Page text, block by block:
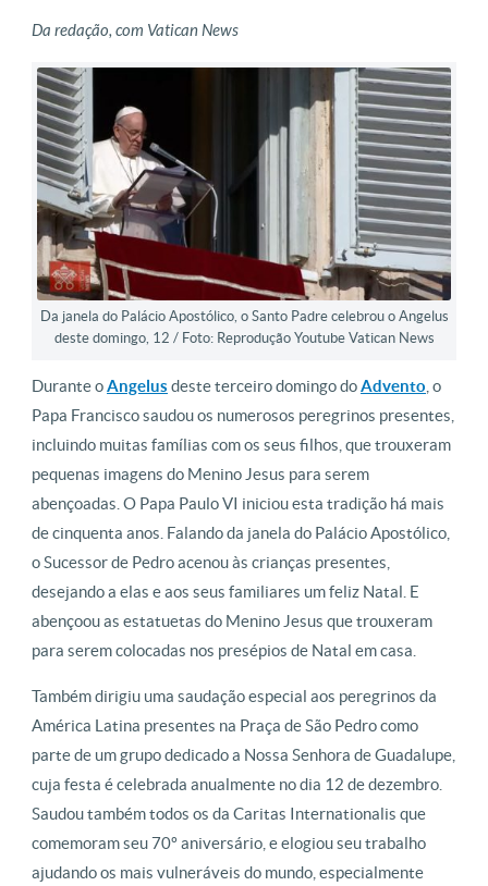
Da redação, com Vatican News
Da janela do Palácio Apostólico, o Santo Padre celebrou o Angelus
deste domingo, 12 / Foto: Reprodução Youtube Vatican News
Durante oAngelus deste terceiro domingo doAdvento , o
Papa Francisco saudou os numerosos peregrinos presentes,
incluindo muitas famílias com os seus filhos, que trouxeram
pequenas imagens do Menino Jesus para serem
abençoadas. O Papa Paulo VI iniciou esta tradição há mais
de cinquenta anos. Falando da janela do Palácio Apostólico,
o Sucessor de Pedro acenou às crianças presentes,
desejando a elas e aos seus familiares um feliz Natal. E
abençoou as estatuetas do Menino Jesus que trouxeram
para serem colocadas nos presépios de Natal em casa.
Também dirigiu uma saudação especial aos peregrinos da
América Latina presentes na Praça de São Pedro como
parte de um grupo dedicado a Nossa Senhora de Guadalupe,
cuja festa é celebrada anualmente no dia 12 de dezembro.
Saudou também todos os da Caritas Internationalis que
comemoram seu 70º aniversário, e elogiou seu trabalho
ajudando os mais vulneráveis ​​do mundo, especialmente